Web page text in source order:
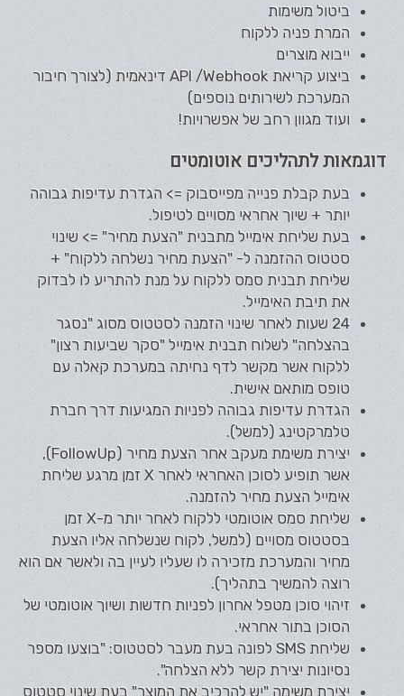
ביטול משימות
המרת פניה ללקוח
ייבוא מוצרים
ביצוע קריאת API /Webhook דינאמית (לצורך חיבור
המערכת לשירותים נוספים)
ועוד מגוון רחב של אפשרויות!
דוגמאות לתהליכים אוטומטים
בעת קבלת פנייה מפייסבוק => הגדרת עדיפות גבוהה
יותר + שיוך אחראי מסויים לטיפול.
בעת שליחת אימייל מתבנית "הצעת מחיר" => שינוי
סטטוס ההזמנה ל- "הצעת מחיר נשלחה ללקוח" +
שליחת תבנית סמס ללקוח על מנת להתריע לו לבדוק
את תיבת האימייל.
24 שעות לאחר שינוי הזמנה לסטטוס מסוג "נסגר
בהצלחה" לשלוח תבנית אימייל "סקר שביעות רצון"
ללקוח אשר מקשר לדף נחיתה במערכת קאלה עם
טופס מותאם אישית.
הגדרת עדיפות גבוהה לפניות המגיעות דרך חברת
טלמרקטינג (למשל).
יצירת משימת מעקב אחר הצעת מחיר (FollowUp),
אשר תופיע לסוכן האחראי לאחר X זמן מרגע שליחת
אימייל הצעת מחיר להזמנה.
שליחת סמס אוטומטי ללקוח לאחר יותר מ-X זמן
בסטטוס מסויים (למשל, לקוח שנשלחה אליו הצעת
מחיר והמערכת מזכירה לו שעליו לעיין בה ולאשר אם הוא
רוצה להמשיך בתהליך).
זיהוי סוכן מטפל אחרון לפניות חדשות ושיוך אוטומטי של
הסוכן בתור אחראי.
שליחת SMS לפונה בעת מעבר לסטטוס: "בוצעו מספר
נסיונות יצירת קשר ללא הצלחה".
יצירת משימה "יש להרכיב את המוצר" בעת שינוי סטטוס